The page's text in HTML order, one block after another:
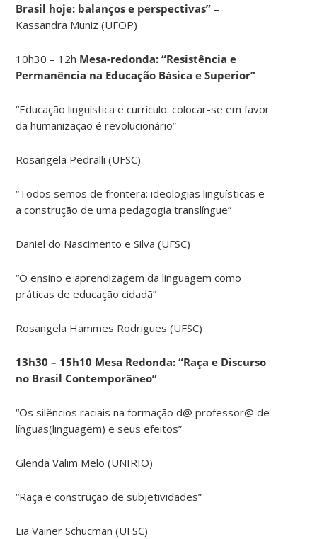
Brasil hoje: balanços e perspectivas” –
Kassandra Muniz (UFOP)
10h30 – 12h Mesa-redonda: “Resistência e
Permanência na Educação Básica e Superior”
“Educação linguística e currículo: colocar-se em favor
da humanização é revolucionário”
Rosangela Pedralli (UFSC)
“Todos semos de frontera: ideologias linguísticas e
a construção de uma pedagogia translíngue”
Daniel do Nascimento e Silva (UFSC)
“O ensino e aprendizagem da linguagem como
práticas de educação cidadã”
Rosangela Hammes Rodrigues (UFSC)
13h30 – 15h10 Mesa Redonda: “Raça e Discurso
no Brasil Contemporâneo”
“Os silêncios raciais na formação d@ professor@ de
línguas(linguagem) e seus efeitos”
Glenda Valim Melo (UNIRIO)
“Raça e construção de subjetividades”
Lia Vainer Schucman (UFSC)